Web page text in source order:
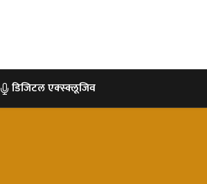
डिजिटल एक्स्क्लूजिव